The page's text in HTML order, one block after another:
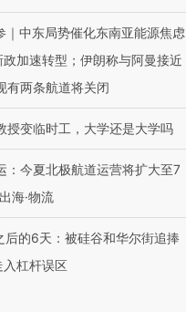
｜中东局势催化东南亚能源焦虑
加速转型；伊朗称与阿曼接近
有两条航道将关闭
授变临时工，大学还是大学吗
：今夏北极航道运营将扩大至7
海·物流
后的6天：被硅谷和华尔街追捧
入杠杆误区